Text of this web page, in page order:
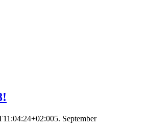
5. September